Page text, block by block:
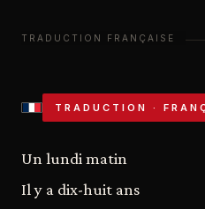
TRADUCTION ·
Un lundi matin
Il y a dix-huit ans